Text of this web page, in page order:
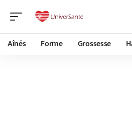
Aînés Forme Grossesse